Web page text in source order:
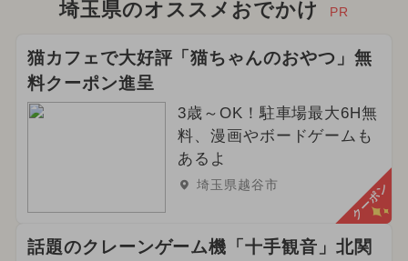
埼玉県のオススメおでかけ PR
猫カフェで大好評「猫ちゃんのおやつ」無
料クーポン進呈
3歳～OK！駐車場最大6H無
料、漫画やボードゲームも
あるよ
埼玉県越谷市 クーポン
話題のクレーンゲーム機「十手観音」北関